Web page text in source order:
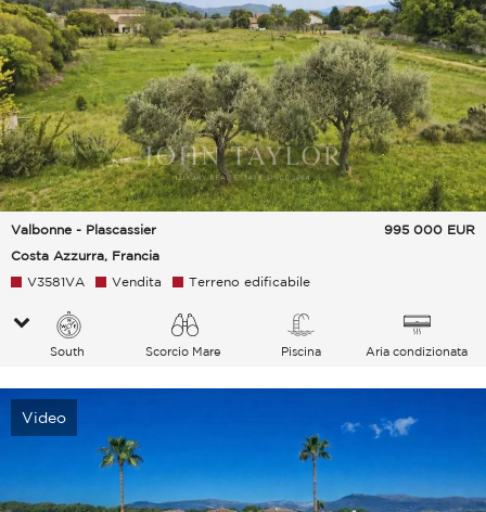
Valbonne - Plascassier
Costa Azzurra, Francia
995 000 EUR
V3581VA Vendita Terreno edificabile
South Scorcio Mare Piscina Aria condizionata
Video